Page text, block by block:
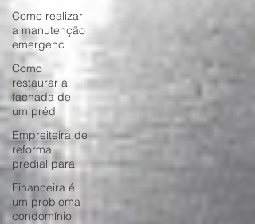
Como realizar
a manutenção
emergenc
Como
restaurar a
fachada de
um préd
Empreiteira de
reforma
predial para
Financeira é
um problema
condomínio